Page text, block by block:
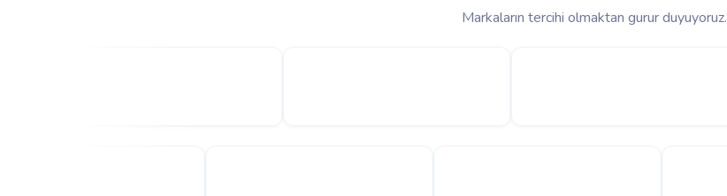
Markaların tercihi olmaktan gurur duyuyoruz.